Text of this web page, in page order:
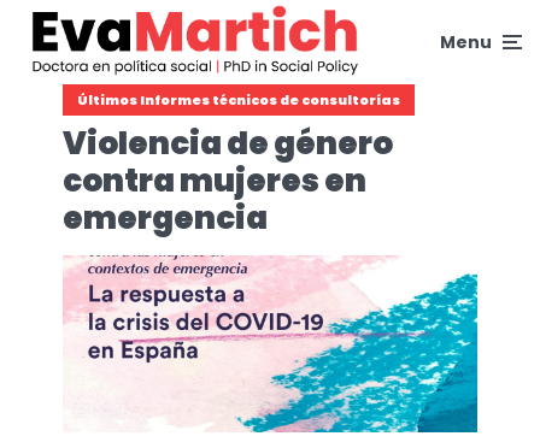
Menu
Últimos Informes técnicos de consultorías
Violencia de género
contra mujeres en
emergencia